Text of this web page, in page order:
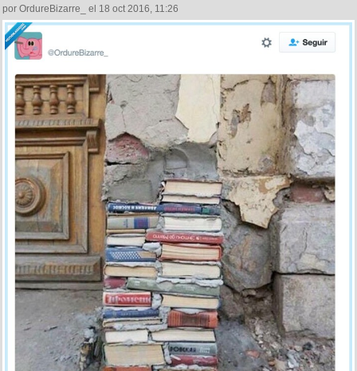
por OrdureBizarre_ el 18 oct 2016, 11:26